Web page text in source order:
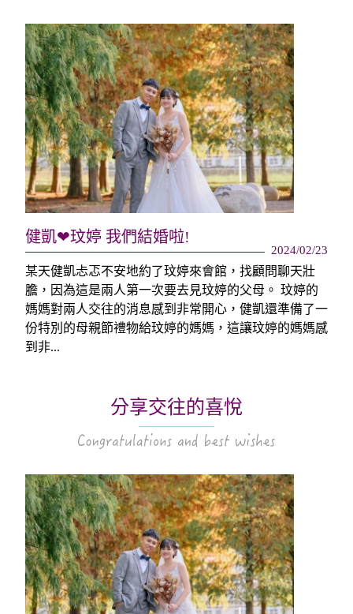
健凱❤玟婷 我們結婚啦!
2024/02/23
某天健凱忐忑不安地約了玟婷來會館，找顧問聊天壯
膽，因為這是兩人第一次要去見玟婷的父母。 玟婷的
媽媽對兩人交往的消息感到非常開心，健凱還準備了一
份特別的母親節禮物給玟婷的媽媽，這讓玟婷的媽媽感
到非...
分享交往的喜悅